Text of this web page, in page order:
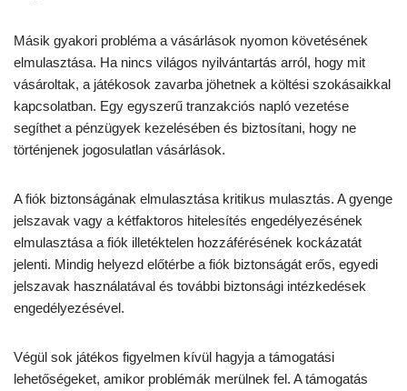
Másik gyakori probléma a vásárlások nyomon követésének
elmulasztása. Ha nincs világos nyilvántartás arról, hogy mit
vásároltak, a játékosok zavarba jöhetnek a költési szokásaikkal
kapcsolatban. Egy egyszerű tranzakciós napló vezetése
segíthet a pénzügyek kezelésében és biztosítani, hogy ne
történjenek jogosulatlan vásárlások.
A fiók biztonságának elmulasztása kritikus mulasztás. A gyenge
jelszavak vagy a kétfaktoros hitelesítés engedélyezésének
elmulasztása a fiók illetéktelen hozzáférésének kockázatát
jelenti. Mindig helyezd előtérbe a fiók biztonságát erős, egyedi
jelszavak használatával és további biztonsági intézkedések
engedélyezésével.
Végül sok játékos figyelmen kívül hagyja a támogatási
lehetőségeket, amikor problémák merülnek fel. A támogatás